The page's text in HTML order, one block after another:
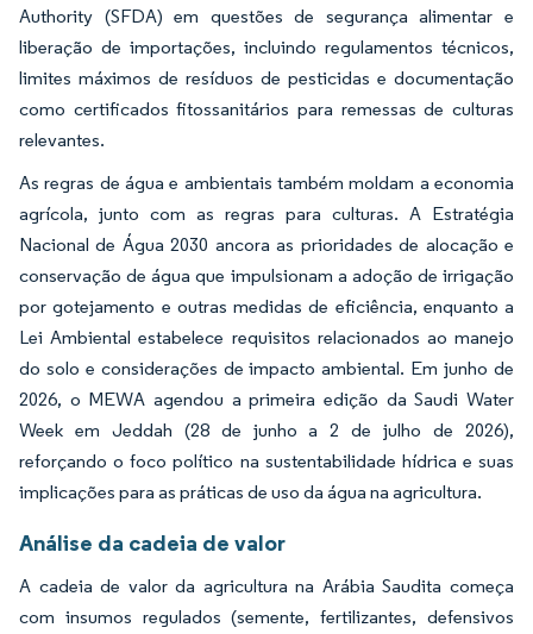
Authority (SFDA) em questões de segurança alimentar e
liberação de importações, incluindo regulamentos técnicos,
limites máximos de resíduos de pesticidas e documentação
como certificados fitossanitários para remessas de culturas
relevantes.
As regras de água e ambientais também moldam a economia
agrícola, junto com as regras para culturas. A Estratégia
Nacional de Água 2030 ancora as prioridades de alocação e
conservação de água que impulsionam a adoção de irrigação
por gotejamento e outras medidas de eficiência, enquanto a
Lei Ambiental estabelece requisitos relacionados ao manejo
do solo e considerações de impacto ambiental. Em junho de
2026, o MEWA agendou a primeira edição da Saudi Water
Week em Jeddah (28 de junho a 2 de julho de 2026),
reforçando o foco político na sustentabilidade hídrica e suas
implicações para as práticas de uso da água na agricultura.
Análise da cadeia de valor
A cadeia de valor da agricultura na Arábia Saudita começa
com insumos regulados (semente, fertilizantes, defensivos